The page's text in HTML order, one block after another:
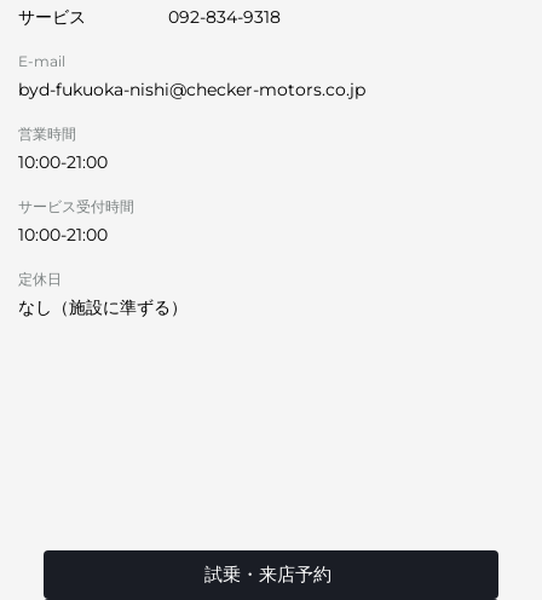
サービス
092-834-9318
E-mail
byd-fukuoka-nishi@checker-motors.co.jp
営業時間
10:00-21:00
サービス受付時間
10:00-21:00
定休日
なし（施設に準ずる）
試乗・来店予約